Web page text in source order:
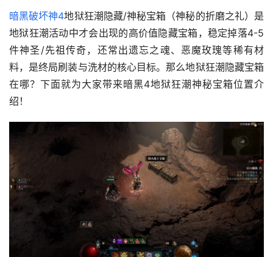
暗黑破坏神4地狱狂潮隐藏/神秘宝箱（神秘的折磨之礼）是
地狱狂潮活动中才会出现的高价值隐藏宝箱，稳定掉落4-5
件神圣/先祖传奇，还常出遗忘之魂、恶魔玫瑰等稀有材
料，是终局刷装与洗材的核心目标。那么地狱狂潮隐藏宝箱
在哪？下面就为大家带来暗黑4地狱狂潮神秘宝箱位置介
绍！